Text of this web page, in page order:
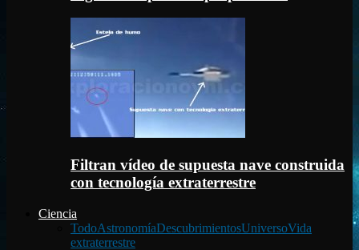
Filtran vídeo de supuesta nave construida
con tecnología extraterrestre
Ciencia
TodoAstronomíaDescubrimientosUniversoVida
extraterrestre